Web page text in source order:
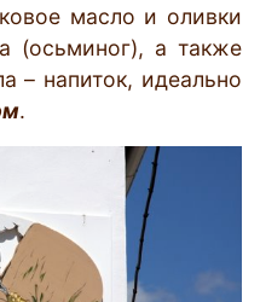
масло и оливки
(осьминог), а также
– напиток, идеально
.